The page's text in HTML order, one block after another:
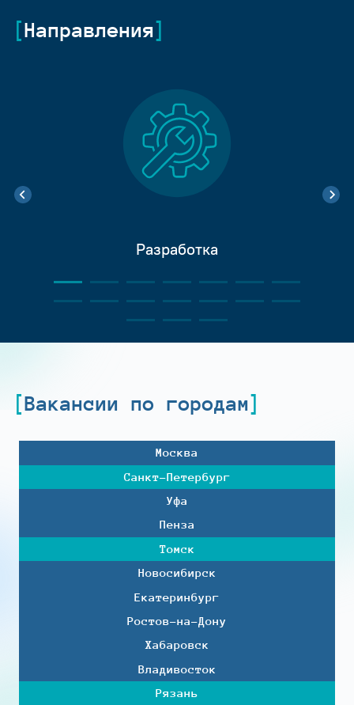
Направления
Разработка
Вакансии по городам
Москва
Санкт-Петербург
Уфа
Пенза
Томск
Новосибирск
Екатеринбург
Ростов-на-Дону
Хабаровск
Владивосток
Рязань